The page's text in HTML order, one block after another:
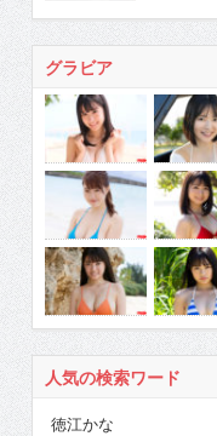
グラビア
人気の検索ワード
徳江かな